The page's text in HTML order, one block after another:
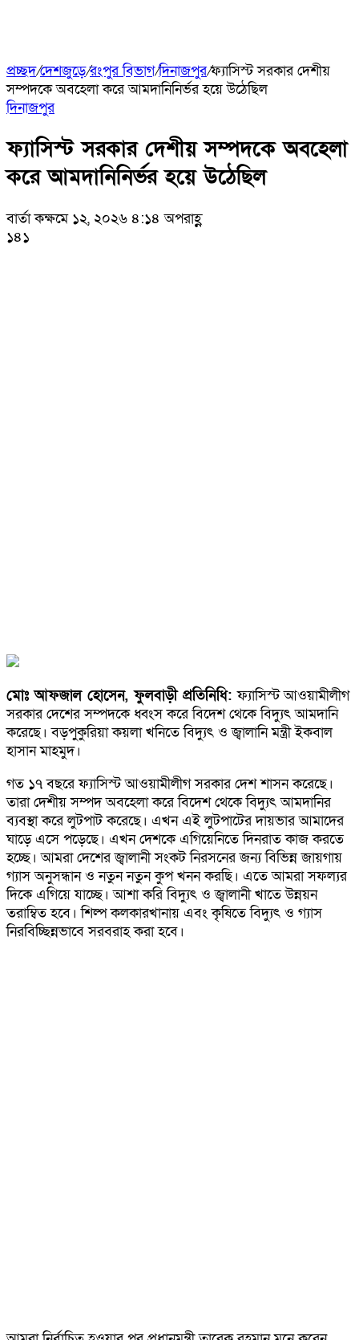
প্রচ্ছদ/দেশজুড়ে/রংপুর বিভাগ/দিনাজপুর/ফ্যাসিস্ট সরকার দেশীয়
সম্পদকে অবহেলা করে আমদানিনির্ভর হয়ে উঠেছিল
দিনাজপুর
ফ্যাসিস্ট সরকার দেশীয় সম্পদকে অবহেলা
করে আমদানিনির্ভর হয়ে উঠেছিল
বার্তা কক্ষমে ১২, ২০২৬ ৪:১৪ অপরাহ্ণ
১৪১
মোঃ আফজাল হোসেন, ফুলবাড়ী প্রতিনিধি:ফ্যাসিস্ট আওয়ামীলীগ
সরকার দেশের সম্পদকে ধ্বংস করে বিদেশ থেকে বিদ্যুৎ আমদানি
করেছে। বড়পুকুরিয়া কয়লা খনিতে বিদ্যুৎ ও জ্বালানি মন্ত্রী ইকবাল
হাসান মাহমুদ।
গত ১৭ বছরে ফ্যাসিস্ট আওয়ামীলীগ সরকার দেশ শাসন করেছে।
তারা দেশীয় সম্পদ অবহেলা করে বিদেশ থেকে বিদ্যুৎ আমদানির
ব্যবস্থা করে লুটপাট করেছে। এখন এই লুটপাটের দায়ভার আমাদের
ঘাড়ে এসে পড়েছে। এখন দেশকে এগিয়েনিতে দিনরাত কাজ করতে
হচ্ছে। আমরা দেশের জ্বালানী সংকট নিরসনের জন্য বিভিন্ন জায়গায়
গ্যাস অনুসন্ধান ও নতুন নতুন কুপ খনন করছি। এতে আমরা সফল্যর
দিকে এগিয়ে যাচ্ছে। আশা করি বিদ্যুৎ ও জ্বালানী খাতে উন্নয়ন
তরাম্বিত হবে। শিল্প কলকারখানায় এবং কৃষিতে বিদ্যুৎ ও গ্যাস
নিরবিচ্ছিন্নভাবে সরবরাহ করা হবে।